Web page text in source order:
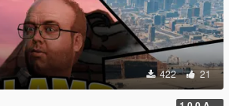
422 21